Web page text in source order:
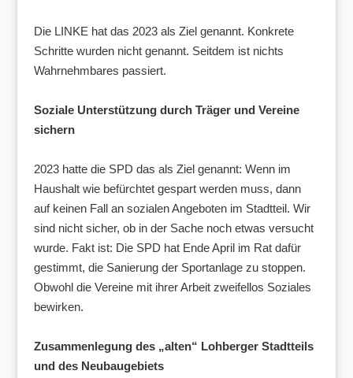
Die LINKE hat das 2023 als Ziel genannt. Konkrete
Schritte wurden nicht genannt. Seitdem ist nichts
Wahrnehmbares passiert.
Soziale Unterstützung durch Träger und Vereine
sichern
2023 hatte die SPD das als Ziel genannt: Wenn im
Haushalt wie befürchtet gespart werden muss, dann
auf keinen Fall an sozialen Angeboten im Stadtteil. Wir
sind nicht sicher, ob in der Sache noch etwas versucht
wurde. Fakt ist: Die SPD hat Ende April im Rat dafür
gestimmt, die Sanierung der Sportanlage zu stoppen.
Obwohl die Vereine mit ihrer Arbeit zweifellos Soziales
bewirken.
Zusammenlegung des „alten“ Lohberger Stadtteils
und des Neubaugebiets